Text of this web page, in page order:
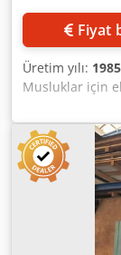
Fiyat
Üretim yılı: 1985
Musluklar için
olduğu gibi
taşıyıcı olarak
benzer aletler
tablası: 660 x
70 mm -
Aayoa -Ağırlık: